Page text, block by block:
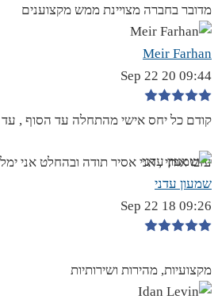
מדובר בחברה מצויינת ממש מקצוענים
Meir Farhan
09:44 20 Sep 22
קודם כל יחס אישי מהתחלה עד הסוף , עד
עזבו אותי , אני אסיר תודה ובהחלט אני
שמעון עדני
09:26 18 Sep 22
מקצועיות, מהירות ושירותיות